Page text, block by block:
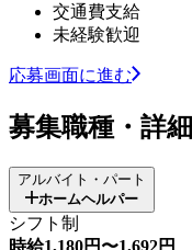
交通費支給
未経験歓迎
応募画面に進む
募集職種・詳
アルバイト・パート
ホームヘルパー
シフト制
時給1,180円〜1,692円